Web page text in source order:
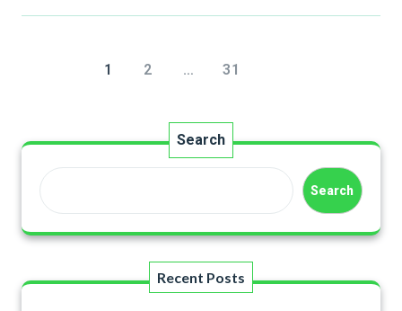
1 2 … 31
Search
Search
Recent Posts